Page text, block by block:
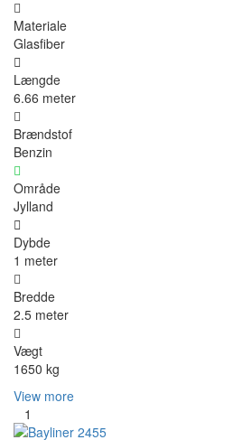
Materiale
Glasfiber
Længde
6.66 meter
Brændstof
Benzin
Område
Jylland
Dybde
1 meter
Bredde
2.5 meter
Vægt
1650 kg
View more
1